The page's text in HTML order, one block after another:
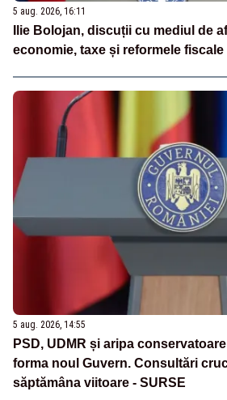
5 aug. 2026, 16:11
Ilie Bolojan, discuții cu mediul de
economie, taxe și reformele fiscale
5 aug. 2026, 14:55
PSD, UDMR și aripa
forma noul Guvern. Consultări
săptămâna viitoare - SURSE